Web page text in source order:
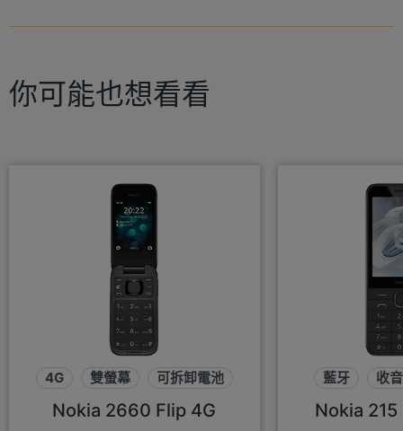
你可能也想看看
4G 雙螢幕 可拆卸電池
Nokia 2660 Flip 4G
藍牙 收
Nokia